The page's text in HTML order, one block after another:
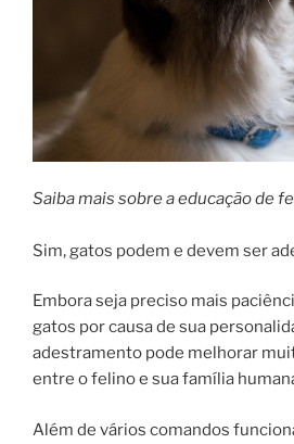
Saiba mais sobre a educação de
Sim, gatos podem e devem ser
Embora seja preciso mais
gatos por causa de sua
adestramento pode melhorar
entre o felino e sua família
Além de vários comandos